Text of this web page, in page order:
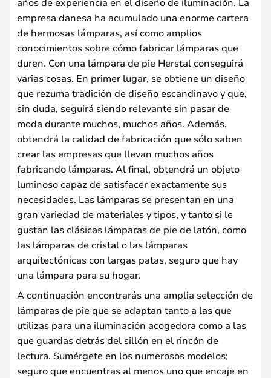
empresa danesa ha acumulado una enorme cartera
de hermosas lámparas, así como amplios
conocimientos sobre cómo fabricar lámparas que
duren. Con una lámpara de pie Herstal conseguirá
varias cosas. En primer lugar, se obtiene un diseño
que rezuma tradición de diseño escandinavo y que,
sin duda, seguirá siendo relevante sin pasar de
moda durante muchos, muchos años. Además,
obtendrá la calidad de fabricación que sólo saben
crear las empresas que llevan muchos años
fabricando lámparas. Al final, obtendrá un objeto
luminoso capaz de satisfacer exactamente sus
necesidades. Las lámparas se presentan en una
gran variedad de materiales y tipos, y tanto si le
gustan las clásicas lámparas de pie de latón, como
las lámparas de cristal o las lámparas
arquitectónicas con largas patas, seguro que hay
una lámpara para su hogar.
A continuación encontrarás una amplia selección de
lámparas de pie que se adaptan tanto a las que
utilizas para una iluminación acogedora como a las
que guardas detrás del sillón en el rincón de
lectura. Sumérgete en los numerosos modelos;
seguro que encuentras al menos uno que encaje en